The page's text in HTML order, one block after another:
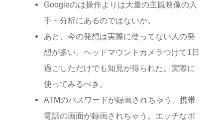
Googleのは操作よりは大量の主観映像の入
手・分析にあるのではないか。
あと、今の発想は実際に使ってない人の発
想が多い。ヘッドマウントカメラつけて1日
過ごしただけでも知見が得られた。実際に
使ってみるべき。
ATMのパスワードが録画されちゃう、携帯
電話の画面が録画されちゃう。エッチなポ